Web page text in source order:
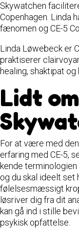
Skywatchen
Copenhagen. Linda
fænomen og CE-5
Linda Løwebeck er
praktiserer
healing, shaktipat og
Lidt
For at være med
erfaring med CE-5,
kende
og du skal ideelt set
følelsesmæssigt
løsriver dig fra dit
kan gå ind i stille
psykisk opfattelse.